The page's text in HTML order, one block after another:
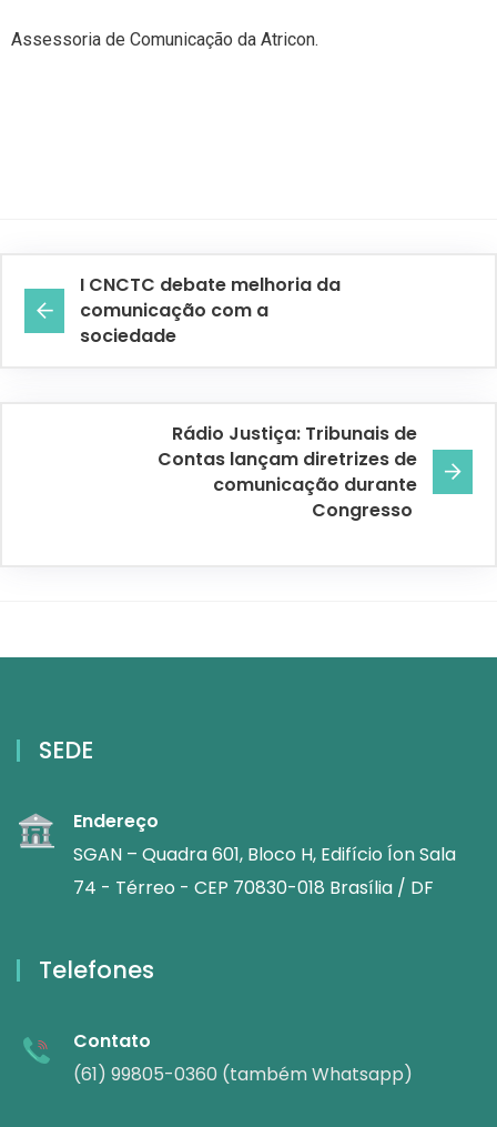
Assessoria de Comunicação da Atricon.
I CNCTC debate melhoria da
comunicação com a
sociedade
Rádio Justiça: Tribunais de
Contas lançam diretrizes de
comunicação durante
Congresso
SEDE
Endereço
SGAN – Quadra 601, Bloco H, Edifício Íon Sala
74 - Térreo - CEP 70830-018 Brasília / DF
Telefones
Contato
(61) 99805-0360 (também Whatsapp)